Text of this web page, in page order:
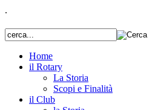
.
Home
il Rotary
La Storia
Scopi e Finalità
il Club